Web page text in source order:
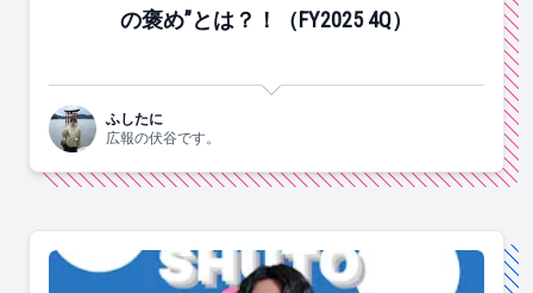
の褒め”とは？！（FY2025 4Q）
ふしたに
広報の伏谷です。